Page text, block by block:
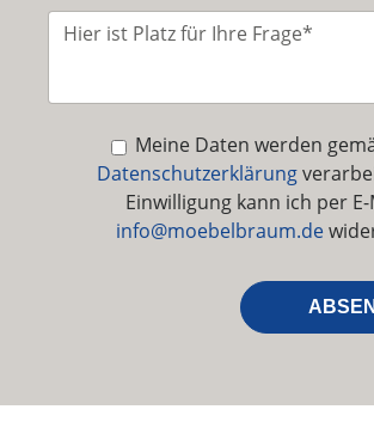
Meine Daten werden
Datenschutzerklärung
Einwilligung kann ich per
info@moebelbraum.de